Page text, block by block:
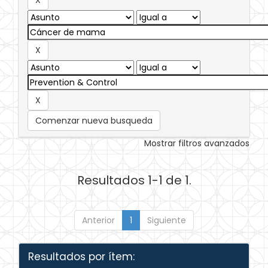
Comenzar nueva busqueda
Mostrar filtros avanzados
Resultados 1-1 de 1.
Anterior 1 Siguiente
Resultados por ítem: